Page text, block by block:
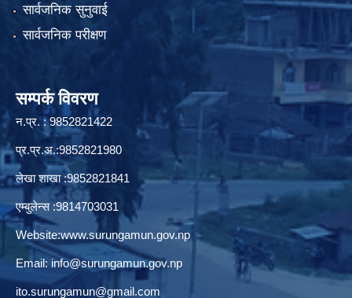
सार्वजनिक सुनुवाई
सार्वजनिक परीक्षण
सम्पर्क विवरण
न.प्र. : 9852821422
प्र.प्र.अ.:9852821980
लेखा शाखा :9852821841
एम्बुलेन्स :9814703031
Website:www.surungamun.gov.np
Email: info@surungamun.gov.np
ito.surungamun@gmail.com